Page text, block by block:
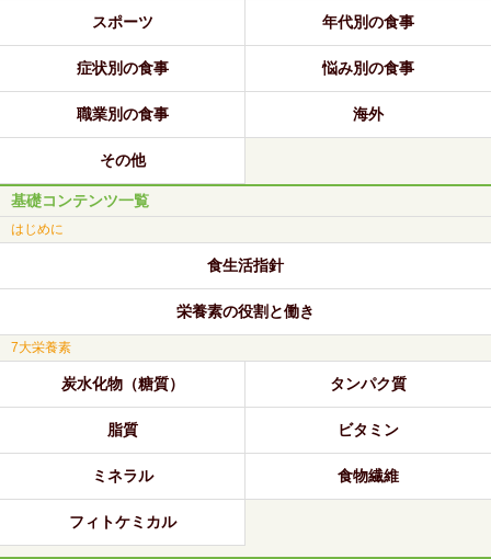
スポーツ 年代別の食事
症状別の食事 悩み別の食事
職業別の食事 海外
その他
基礎コンテンツ一覧
はじめに
食生活指針
栄養素の役割と働き
7大栄養素
炭水化物（糖質） タンパク質
脂質 ビタミン
ミネラル 食物繊維
フィトケミカル